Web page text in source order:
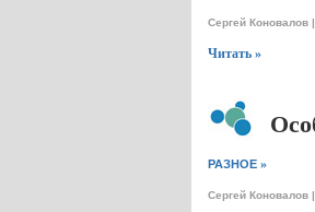
Сергей Коновалов|
Читать »
РАЗНОЕ»
Сергей Коновалов|